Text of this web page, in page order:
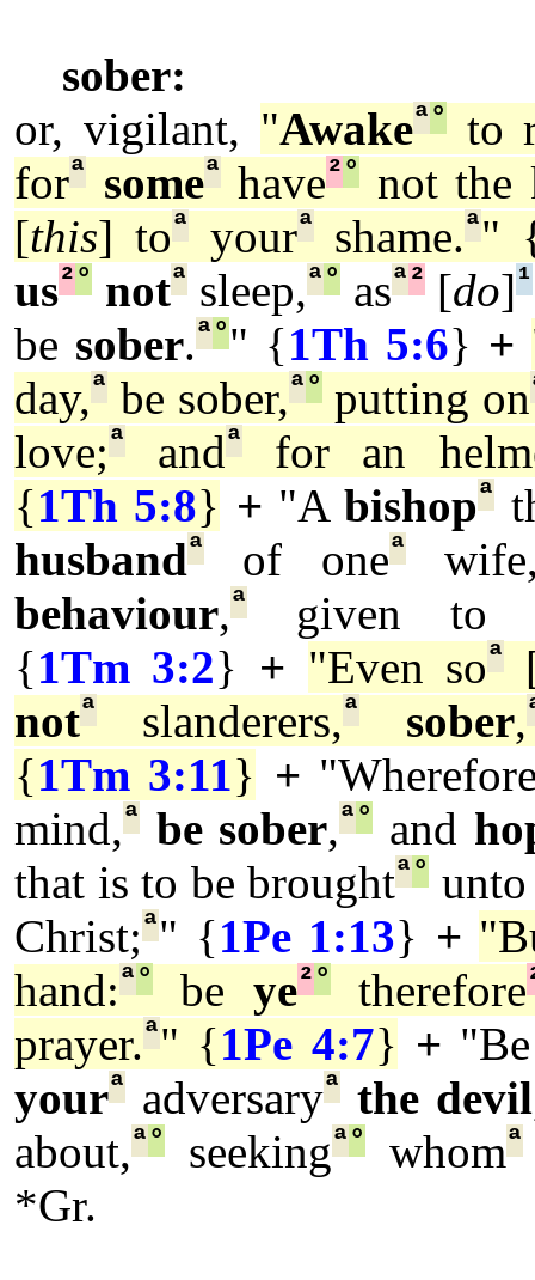
sober:
or, vigilant, "Awakeª°to
forª someª have²°
not the
[this] toª yourª shame.ª"
us²° notªsleep,ª° asª²[do]¹
be sober.ª°" {1Th 5:6} +
day,ª be sober,ª°putting on
love;ª andª
for an
{1Th 5:8} + "Abishopª
husbandª of oneª
behaviour,ª
given to
{1Tm 3:2} + "Even soª
notª slanderers,ª sober,
{1Tm 3:11} +
mind,ª be sober,ª° and
that is to be broughtª°
Christ;ª" {1Pe 1:13} +
hand:ª° be ye²°therefore
prayer.ª" {1Pe 4:7} +
yourª adversaryª the devil
about,ª° seekingª° whomª
*Gr.